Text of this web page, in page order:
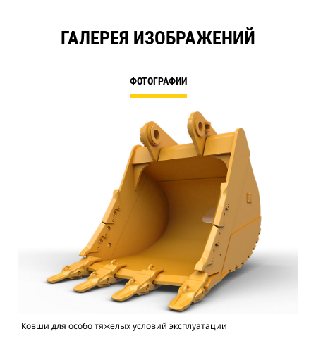
ГАЛЕРЕЯ ИЗОБРАЖЕНИЙ
ФОТОГРАФИИ
Ковши для особо тяжелых условий эксплуатации